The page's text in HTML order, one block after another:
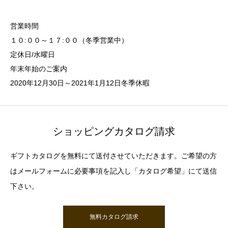
営業時間
１０:００～１７:００（冬季営業中）
定休日/水曜日
年末年始のご案内
2020年12月30日～2021年1月12日冬季休暇
ショッピングカタログ請求
ギフトカタログを無料にて送付させていただきます。ご希望の方
はメールフォームに必要事項を記入し「カタログ希望」にて送信
下さい。
無料カタログ請求